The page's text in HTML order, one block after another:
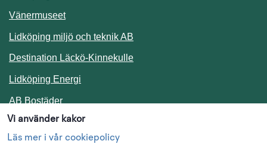
Vi använder kakor
Läs mer i vår cookiepolicy
Vänermuseet
Lidköping miljö och teknik AB
Destination Läckö-KinnekulleLänk till annan webbplats.
Lidköping Energi
AB BostäderLänk till annan webbplats.
Följ oss i sociala medier